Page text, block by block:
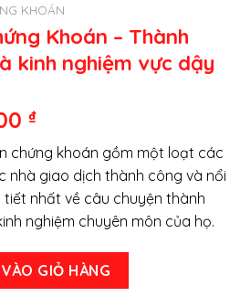
KHOÁN
Khoán – Thành
kinh nghiệm vực dậy
₫.
₫Giá
hiện
tại
là:
135.000 ₫.
chứng khoán gồm một loạt các
nhà giao dịch thành công và nổi
tiết nhất về câu chuyện thành
nghiệm chuyên môn của họ.
- Thành công, thất bại và kinh
GIỎ HÀNG